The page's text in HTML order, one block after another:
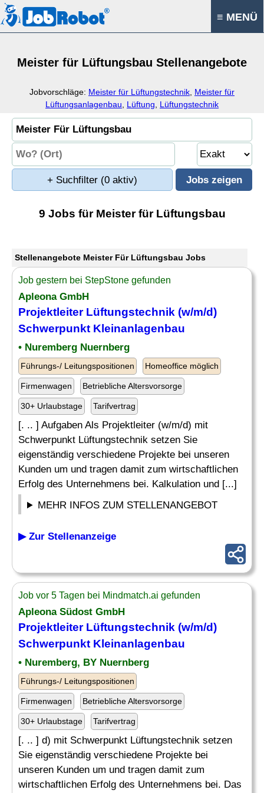
≡ MENÜ
Meister für Lüftungsbau Stellenangebote
Jobvorschläge: Meister für Lüftungstechnik Meister für
Lüftungsanlagenbau
Lüftung Lüftungstechnik
+ Suchfilter (0 aktiv)
9 Jobs für Meister für Lüftungsbau
Stellenangebote Meister Für Lüftungsbau Jobs
Job gestern bei StepStone gefunden
Apleona GmbH
Projektleiter Lüftungstechnik (w/m/d)
Schwerpunkt Kleinanlagenbau
• Nuremberg Nuernberg
Führungs-/ Leitungspositionen Homeoffice möglich
Firmenwagen Betriebliche Altersvorsorge
30+ Urlaubstage Tarifvertrag
[. .. ] Aufgaben Als Projektleiter (w/m/d) mit
Schwerpunkt Lüftungstechnik setzen Sie
eigenständig verschiedene Projekte bei unseren
Kunden um und tragen damit zum wirtschaftlichen
Erfolg des Unternehmens bei. Kalkulation und [...]
MEHR INFOS ZUM STELLENANGEBOT
▶ Zur Stellenanzeige
Job vor 5 Tagen bei Mindmatch.ai gefunden
Apleona Südost GmbH
Projektleiter Lüftungstechnik (w/m/d)
Schwerpunkt Kleinanlagenbau
• Nuremberg, BY Nuernberg
Führungs-/ Leitungspositionen
Firmenwagen Betriebliche Altersvorsorge
30+ Urlaubstage Tarifvertrag
[. .. ] d) mit Schwerpunkt Lüftungstechnik setzen
Sie eigenständig verschiedene Projekte bei
unseren Kunden um und tragen damit zum
wirtschaftlichen Erfolg des Unternehmens bei. Das